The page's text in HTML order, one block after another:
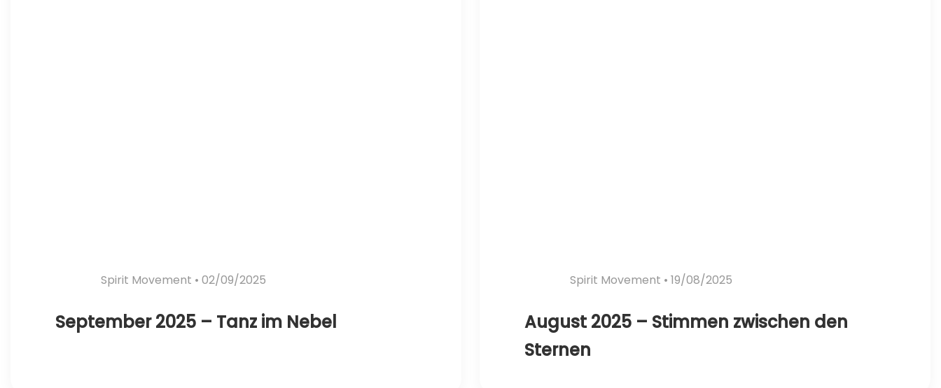
Spirit Movement • 02/09/2025
September 2025 – Tanz im Nebel
Spirit Movement • 19/08/2025
August 2025 – Stimmen zwischen den
Sternen